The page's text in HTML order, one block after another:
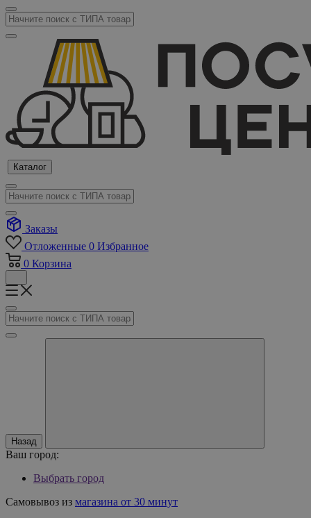
Каталог
Заказы
Отложенные 0 Избранное
0 Корзина
Назад
Ваш город:
Выбрать город
Самовывоз из магазина от 30 минут